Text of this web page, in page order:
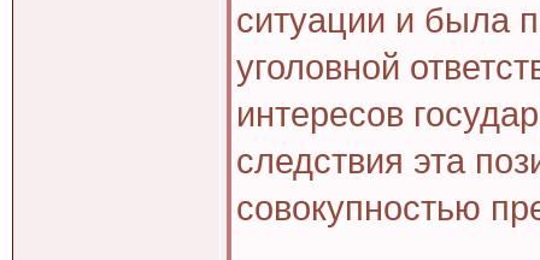
ситуации и была
уголовной
интересов
следствия эта
совокупностью